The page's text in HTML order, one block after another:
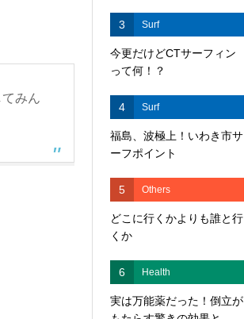
みん
3 Surf
今更だけどCTサーフィン
って何！？
4 Surf
福島、波極上！いわき市サ
ーフポイント
5 Others
どこに行くかよりも誰と行
くか
6 Health
実は万能薬だった！倒立が